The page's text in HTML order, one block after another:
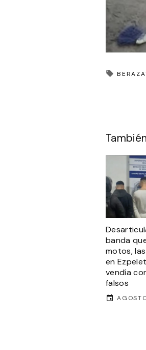
banda
motos,
en
vendía
falsos